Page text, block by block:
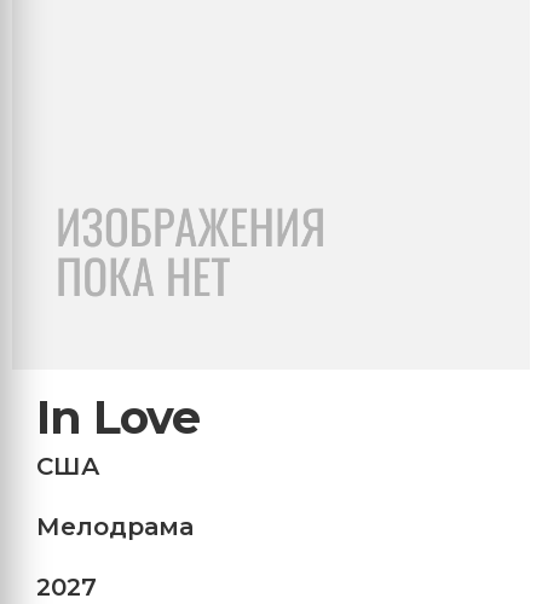
In Love
США
Мелодрама
2027